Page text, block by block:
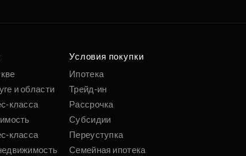
и области
класса
класса
Условия покупки
Ипотека
Трейд-ин
Рассрочка
Субсидии
Переуступка
Семейная ипотека